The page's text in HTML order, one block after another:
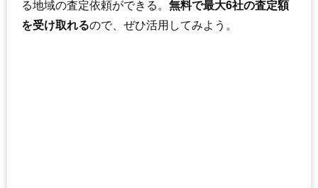
る地域の査定依頼ができる。 無料で最大6社の査定額
を受け取れるので、ぜひ活用してみよう。